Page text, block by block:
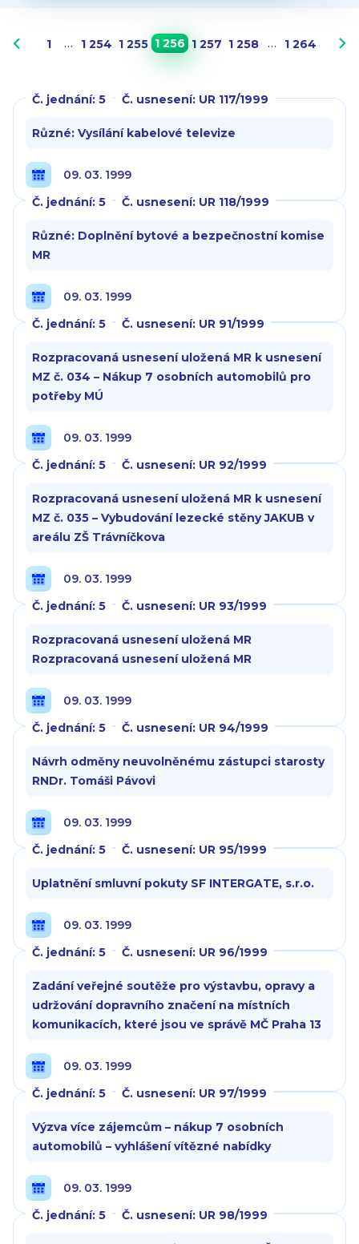
1 … 1 254 1 255 1 256 1 257 1 258 … 1 264
Č. jednání: 5 Č. usnesení: UR 117/1999
Různé: Vysílání kabelové televize
09. 03. 1999
Č. jednání: 5
Č. usnesení: UR 118/1999
Různé: Doplnění bytové a bezpečnostní komise
MR
09. 03. 1999
Č. jednání: 5
Č. usnesení: UR 91/1999
Rozpracovaná usnesení uložená MR k usnesení
MZ č. 034 – Nákup 7 osobních automobilů pro
potřeby MÚ
09. 03. 1999
Č. jednání: 5
Č. usnesení: UR 92/1999
Rozpracovaná usnesení uložená MR k usnesení
MZ č. 035 – Vybudování lezecké stěny JAKUB v
areálu ZŠ Trávníčkova
09. 03. 1999
Č. jednání: 5
Č. usnesení: UR 93/1999
Rozpracovaná usnesení uložená MR
Rozpracovaná usnesení uložená MR
09. 03. 1999
Č. jednání: 5
Č. usnesení: UR 94/1999
Návrh odměny neuvolněnému zástupci starosty
RNDr. Tomáši Pávovi
09. 03. 1999
Č. jednání: 5
Č. usnesení: UR 95/1999
Uplatnění smluvní pokuty SF INTERGATE, s.r.o.
09. 03. 1999
Č. jednání: 5
Č. usnesení: UR 96/1999
Zadání veřejné soutěže pro výstavbu, opravy a
udržování dopravního značení na místních
komunikacích, které jsou ve správě MČ Praha 13
09. 03. 1999
Č. jednání: 5
Č. usnesení: UR 97/1999
Výzva více zájemcům – nákup 7 osobních
automobilů – vyhlášení vítězné nabídky
09. 03. 1999
Č. jednání: 5
Č. usnesení: UR 98/1999